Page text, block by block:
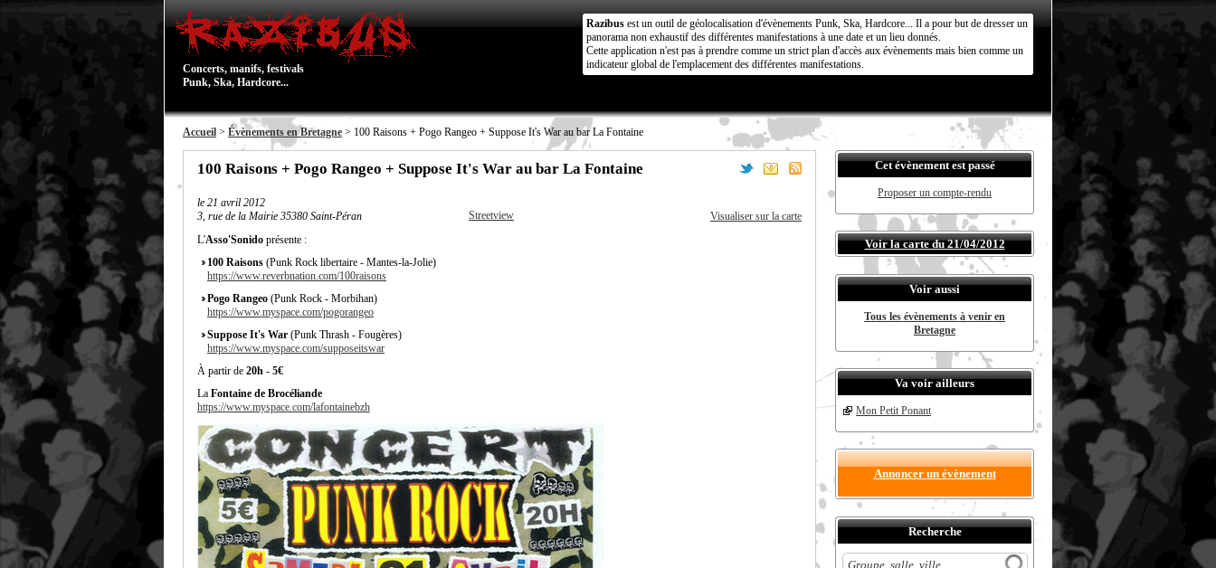
Concerts, manifs, festivals
Punk, Ska, Hardcore...
Razibus est un outil de géolocalisation d'évènements Punk, Ska, Hardcore... Il a pour but de dresser un
panorama non exhaustif des différentes manifestations à une date et un lieu donnés.
Cette application n'est pas à prendre comme un strict plan d'accès aux évènements mais bien comme un
indicateur global de l'emplacement des différentes manifestations.
Accueil > Évènements en Bretagne > 100 Raisons + Pogo Rangeo + Suppose It's War au bar La Fontaine
100 Raisons + Pogo Rangeo + Suppose It's War au bar La Fontaine
le 21 avril 2012
3, rue de la Mairie 35380 Saint-Péran
Streetview
Visualiser sur la carte
L'Asso'Sonido présente :
100 Raisons (Punk Rock libertaire - Mantes-la-Jolie)
https://www.reverbnation.com/100raisons
Pogo Rangeo (Punk Rock - Morbihan)
https://www.myspace.com/pogorangeo
Suppose It's War (Punk Thrash - Fougères)
https://www.myspace.com/supposeitswar
À partir de 20h - 5€
La Fontaine de Brocéliande
https://www.myspace.com/lafontainebzh
Cet évènement est passé
Proposer un compte-rendu
Voir la carte du 21/04/2012
Voir aussi
Tous les évènements à venir en
Bretagne
Va voir ailleurs
Mon Petit Ponant
Annoncer un évènement
Recherche